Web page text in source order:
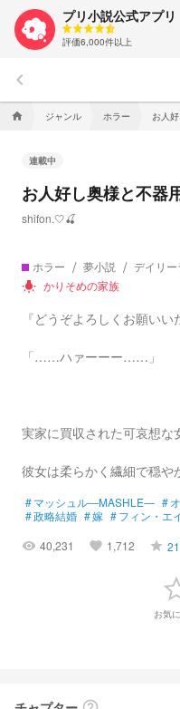
プリ小説公式アプリ
評価6,000件以上
keyboard_arrow_left
home ジャンル ホラー お人
連載中
お人好し奥様と不器
shifon.🤍🍒
ホラー 夢小説 デイリー
wb_incandescent かりそめの家族
『どうぞよろしくお願いい
「……ハァーーー……」
実家に買収された可哀想な
彼女は柔らかく繊細で穏
#マッシュル―MASHLE― #
#政略結婚 #嫁 #フィン・エ
visibility 40,231 favorite 1,712 grade
お気